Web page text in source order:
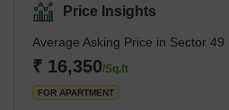
neighbourhood is well connected to
the National Capital Region (NCR).
seeking a tranquil and soothing
frequently choose the
Price Insights
Average Asking Price in Sector 49
₹ 16,350/Sq.ft
FOR APARTMENT